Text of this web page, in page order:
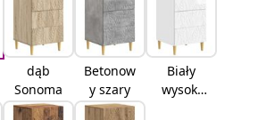
dąb
Sonoma
Betonow
y szary
Biały
wysoki